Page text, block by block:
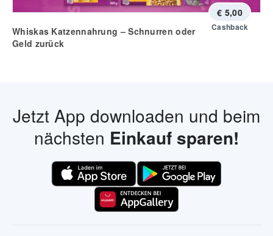
€ 5,00
Cashback
Whiskas Katzennahrung – Schnurren oder
Geld zurück
Jetzt App downloaden und beim
nächsten Einkauf sparen!